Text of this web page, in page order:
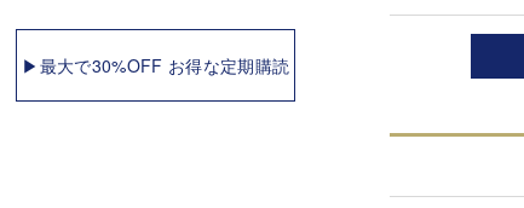
▶最大で30%OFF お得な定期購読